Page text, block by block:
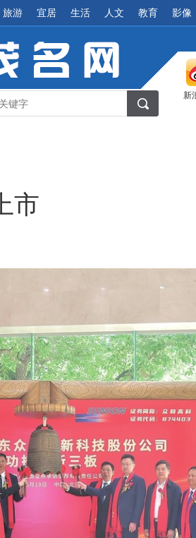
旅游 宜居 生活 人文 教育 影像
新
市